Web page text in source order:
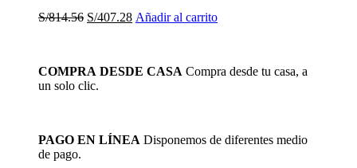
S/814.56 El
S/814.56.
S/407.28El
S/407.28.
Añadir al carrito
COMPRA DESDE CASA Compra desde tu casa, a
un solo clic.
PAGO EN LÍNEA Disponemos de diferentes medio
de pago.